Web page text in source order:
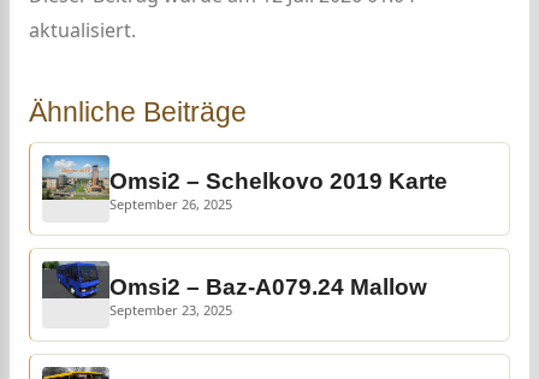
aktualisiert.
Ähnliche Beiträge
Omsi2 – Schelkovo 2019 Karte
September 26, 2025
Omsi2 – Baz-A079.24 Mallow
September 23, 2025